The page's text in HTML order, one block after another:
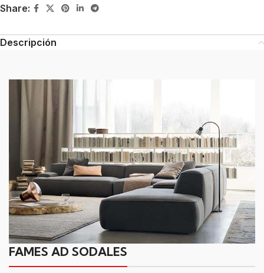
Share:
Descripción
FAMES AD SODALES